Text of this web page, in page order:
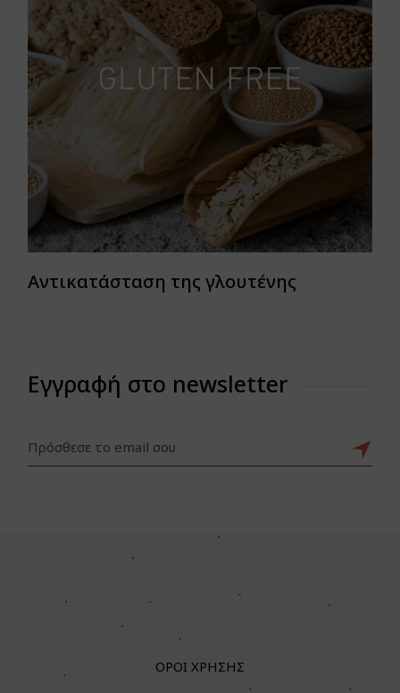
Αντικατάσταση της γλουτένης
Εγγραφή στο newsletter
ΟΡΟΙ ΧΡΗΣΗΣ